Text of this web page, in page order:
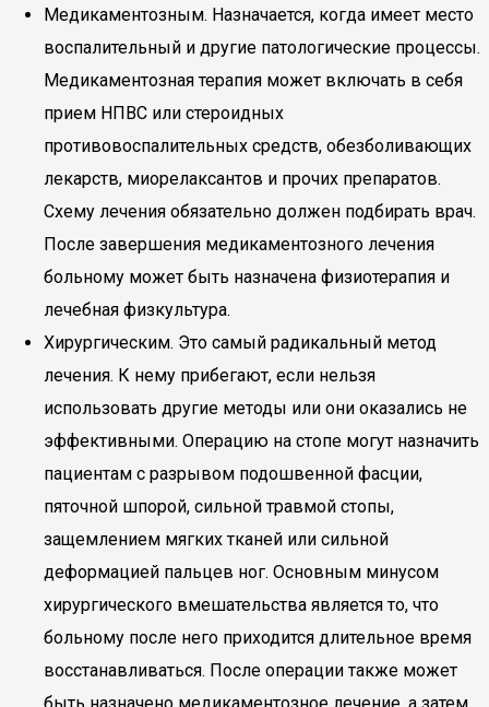
Медикаментозным. Назначается, когда имеет место
воспалительный и другие патологические процессы.
Медикаментозная терапия может включать в себя
прием НПВС или стероидных
противовоспалительных средств, обезболивающих
лекарств, миорелаксантов и прочих препаратов.
Схему лечения обязательно должен подбирать врач.
После завершения медикаментозного лечения
больному может быть назначена физиотерапия и
лечебная физкультура.
Хирургическим. Это самый радикальный метод
лечения. К нему прибегают, если нельзя
использовать другие методы или они оказались не
эффективными. Операцию на стопе могут назначить
пациентам с разрывом подошвенной фасции,
пяточной шпорой, сильной травмой стопы,
защемлением мягких тканей или сильной
деформацией пальцев ног. Основным минусом
хирургического вмешательства является то, что
больному после него приходится длительное время
восстанавливаться. После операции также может